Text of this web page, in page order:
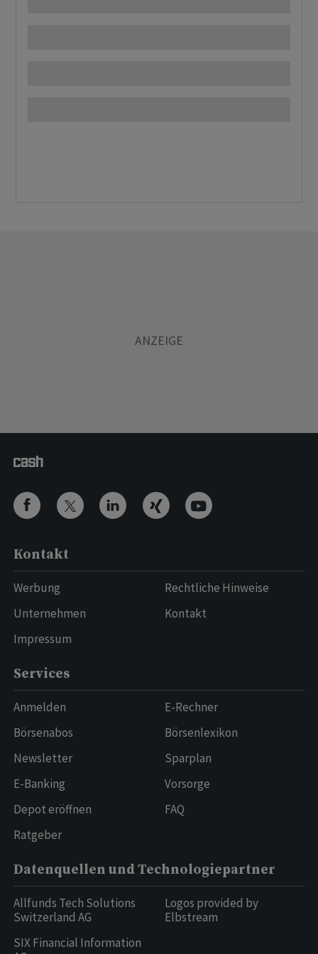
Kontakt
Werbung
Unternehmen
Impressum
Rechtliche Hinweise
Kontakt
Services
Anmelden
Börsenabos
Newsletter
E-Banking
Depot eröffnen
Ratgeber
E-Rechner
Börsenlexikon
Sparplan
Vorsorge
FAQ
Datenquellen und Technologiepartner
Allfunds Tech Solutions
Switzerland AG
SIX Financial Information
Logos provided by
Elbstream